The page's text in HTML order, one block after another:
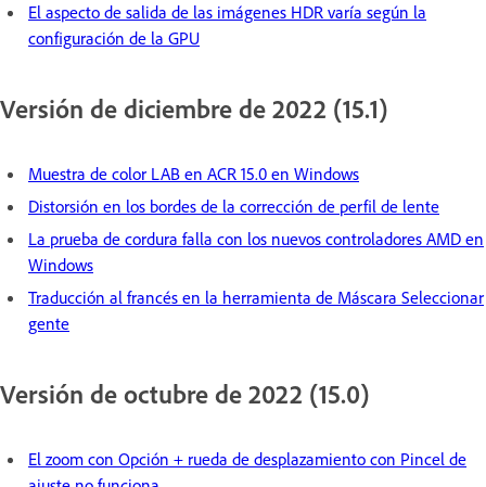
El aspecto de salida de las imágenes HDR varía según la
configuración de la GPU
Versión de diciembre de 2022 (15.1)
Muestra de color LAB en ACR 15.0 en Windows
Distorsión en los bordes de la corrección de perfil de lente
La prueba de cordura falla con los nuevos controladores AMD en
Windows
Traducción al francés en la herramienta de Máscara Seleccionar
gente
Versión de octubre de 2022 (15.0)
El zoom con Opción + rueda de desplazamiento con Pincel de